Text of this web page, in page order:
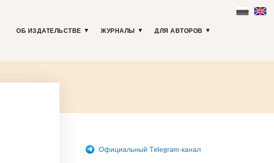
ОБ ИЗДАТЕЛЬСТВЕ ЖУРНАЛЫ ДЛЯ АВТОРОВ
Официальный Telegram-канал